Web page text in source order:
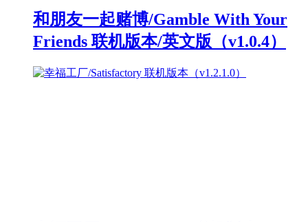
和朋友一起赌博/Gamble With Your
Friends 联机版本/英文版（v1.0.4）